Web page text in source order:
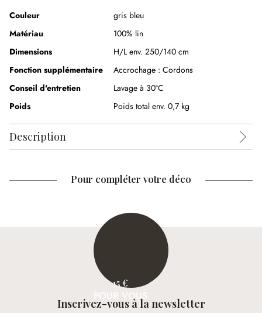
Couleur
gris bleu
Matériau
100% lin
Dimensions
H/L env. 250/140 cm
Fonction supplémentaire
Accrochage : Cordons
Conseil d'entretien
Lavage à 30°C
Poids
Poids total env. 0,7 kg
Description
Pour compléter votre déco
15 €
POUR VOUS
Inscrivez-vous à la newsletter